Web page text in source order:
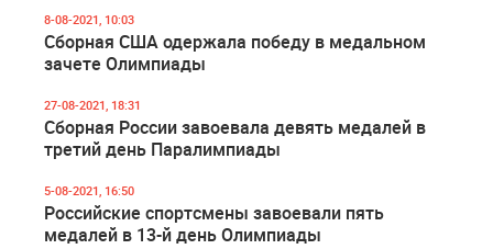
8-08-2021, 10:03
Сборная США одержала победу в медальном
зачете Олимпиады
27-08-2021, 18:31
Сборная России завоевала девять медалей в
третий день Паралимпиады
5-08-2021, 16:50
Российские спортсмены завоевали пять
медалей в 13-й день Олимпиады